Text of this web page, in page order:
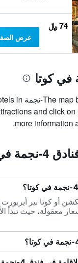
74 ﷼
عرض
في كوتا
and click
more information
في كوتا
أو كوتا نير